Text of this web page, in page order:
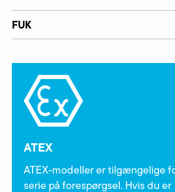
FUK
ATEX
ATEX-modeller er tilgængelige
serie på forespørgsel. Hvis du er